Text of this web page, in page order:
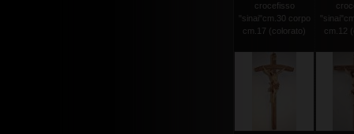
crocefisso
"sinai"cm.30 corpo
cm.17 (colorato)
cm.12